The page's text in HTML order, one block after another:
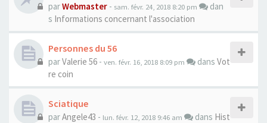
parWebmaster - sam. févr. 24, 2018 8:20 pm
dan
s Informations concernant l'association
Personnes du 56
parValerie 56 - ven. févr. 16, 2018 8:09 pm dans Vot
re coin
Sciatique
parAngele43 - lun. févr. 12, 2018 9:46 am dans Hist